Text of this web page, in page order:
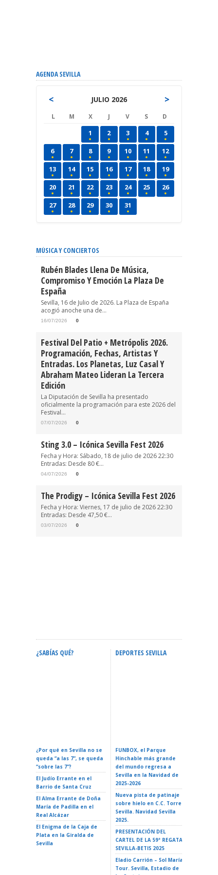
AGENDA SEVILLA
< JULIO 2026 >
L M X J V S D
1 2 3 4 5
6 7 8 9 10 11 12
13 14 15 16 17 18 19
20 21 22 23 24 25 26
27 28 29 30 31
MÚSICA Y CONCIERTOS
Rubén Blades Llena De Música,
Compromiso Y Emoción La Plaza De
España
Sevilla, 16 de Julio de 2026. La Plaza de España
acogió anoche una de...
16/07/2026 0
Festival Del Patio + Metrópolis 2026.
Programación, Fechas, Artistas Y
Entradas. Los Planetas, Luz Casal Y
Abraham Mateo Lideran La Tercera
Edición
La Diputación de Sevilla ha presentado
oficialmente la programación para este 2026 del
Festival...
07/07/2026 0
Sting 3.0 – Icónica Sevilla Fest 2026
Fecha y Hora: Sábado, 18 de julio de 2026 22:30
Entradas: Desde 80 €...
04/07/2026 0
The Prodigy – Icónica Sevilla Fest 2026
Fecha y Hora: Viernes, 17 de julio de 2026 22:30
Entradas: Desde 47,50 €...
03/07/2026 0
¿SABÍAS QUÉ?
¿Por qué en Sevilla no se
queda “a las 7”, se queda
“sobre las 7”?
El Judío Errante en el
Barrio de Santa Cruz
El Alma Errante de Doña
María de Padilla en el
Real Alcázar
El Enigma de la Caja de
Plata en la Giralda de
Sevilla
DEPORTES SEVILLA
FUNBOX, el Parque
Hinchable más grande
del mundo regresa a
Sevilla en la Navidad de
2025-2026
Nueva pista de patinaje
sobre hielo en C.C. Torre
Sevilla. Navidad Sevilla
2025.
PRESENTACIÓN DEL
CARTEL DE LA 59ª REGATA
SEVILLA-BETIS 2025
Eladio Carrión – Sol María
Tour. Sevilla, Estadio de